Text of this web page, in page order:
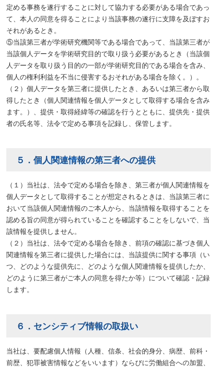
定める事務を遂行することに対して協力する必要がある場合であっ
て、本人の同意を得ることにより当該事務の遂行に支障を及ぼすお
それがあるとき。
⑤当該第三者が学術研究機関等である場合であって、当該第三者が
当該個人データを学術研究目的で取り扱う必要があるとき（当該個
人データを取り扱う目的の一部が学術研究目的である場合を含み、
個人の権利利益を不当に侵害するおそれがある場合を除く。）。
（２）個人データを第三者に提供したとき、あるいは第三者から取
得したとき（個人関連情報を個人データとして取得する場合を含み
ます。）、提供・取得経緯等の確認を行うとともに、提供先・提供
者の氏名等、法令で定める事項を記録し、保管します。
５．個人関連情報の第三者への提供
（１）当社は、法令で定める場合を除き、第三者が個人関連情報を
個人データとして取得することが想定されるときは、当該第三者に
おいて当該個人関連情報のご本人から、当該情報を取得することを
認める旨の同意が得られていることを確認することをしないで、当
該情報を提供しません。
（２）当社は、法令で定める場合を除き、前項の確認に基づき個人
関連情報を第三者に提供した場合には、当該提供に関する事項（い
つ、どのような提供先に、どのような個人関連情報を提供したか、
どのように第三者がご本人の同意を得たか等）について確認・記録
します。
６．センシティブ情報の取扱い
当社は、要配慮個人情報（人種、信条、社会的身分、病歴、前科・
前歴、犯罪被害情報などをいいます）ならびに労働組合への加盟、